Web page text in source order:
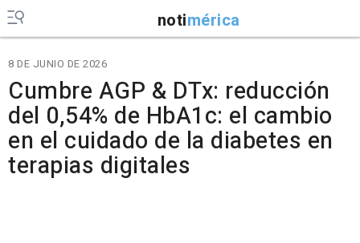
notimérica
8 DE JUNIO DE 2026
Cumbre AGP & DTx: reducción
del 0,54% de HbA1c: el cambio
en el cuidado de la diabetes en
terapias digitales